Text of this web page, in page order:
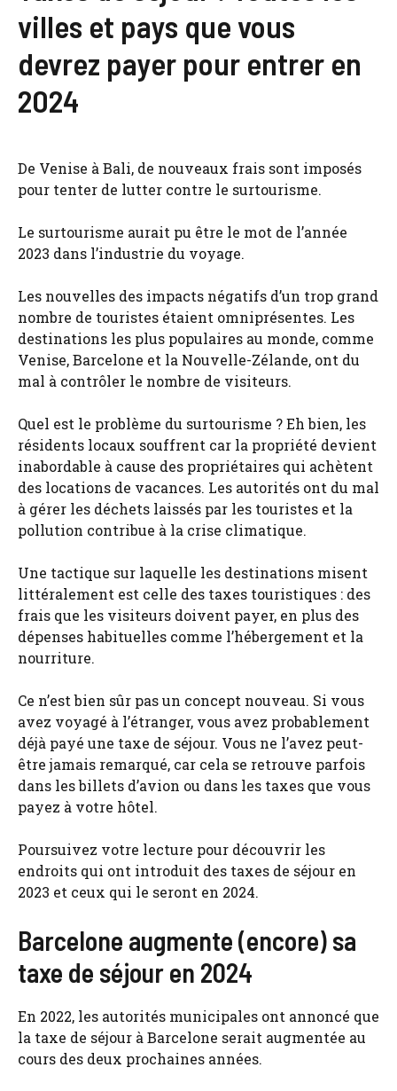
villes et pays que vous
devrez payer pour entrer en
2024
De Venise à Bali, de nouveaux frais sont imposés
pour tenter de lutter contre le surtourisme.
Le surtourisme aurait pu être le mot de l’année
2023 dans l’industrie du voyage.
Les nouvelles des impacts négatifs d’un trop grand
nombre de touristes étaient omniprésentes. Les
destinations les plus populaires au monde, comme
Venise, Barcelone et la Nouvelle-Zélande, ont du
mal à contrôler le nombre de visiteurs.
Quel est le problème du surtourisme ? Eh bien, les
résidents locaux souffrent car la propriété devient
inabordable à cause des propriétaires qui achètent
des locations de vacances. Les autorités ont du mal
à gérer les déchets laissés par les touristes et la
pollution contribue à la crise climatique.
Une tactique sur laquelle les destinations misent
littéralement est celle des taxes touristiques : des
frais que les visiteurs doivent payer, en plus des
dépenses habituelles comme l’hébergement et la
nourriture.
Ce n’est bien sûr pas un concept nouveau. Si vous
avez voyagé à l’étranger, vous avez probablement
déjà payé une taxe de séjour. Vous ne l’avez peut-
être jamais remarqué, car cela se retrouve parfois
dans les billets d’avion ou dans les taxes que vous
payez à votre hôtel.
Poursuivez votre lecture pour découvrir les
endroits qui ont introduit des taxes de séjour en
2023 et ceux qui le seront en 2024.
Barcelone augmente (encore) sa
taxe de séjour en 2024
En 2022, les autorités municipales ont annoncé que
la taxe de séjour à Barcelone serait augmentée au
cours des deux prochaines années.